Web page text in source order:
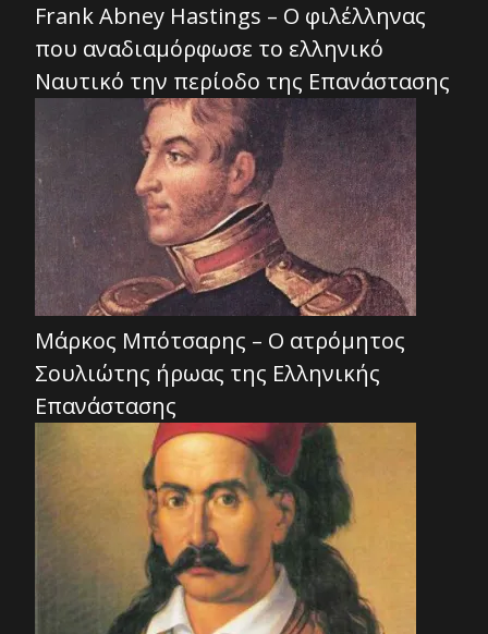
Frank Abney Hastings – Ο φιλέλληνας
που αναδιαμόρφωσε το ελληνικό
Ναυτικό την περίοδο της Επανάστασης
Μάρκος Μπότσαρης – Ο ατρόμητος
Σουλιώτης ήρωας της Ελληνικής
Επανάστασης